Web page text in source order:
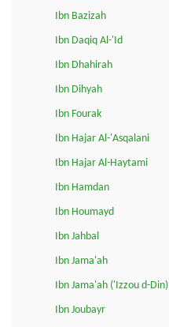
Ibn Bazizah
Ibn Daqiq Al-'Id
Ibn Dhahirah
Ibn Dihyah
Ibn Fourak
Ibn Hajar Al-'Asqalani
Ibn Hajar Al-Haytami
Ibn Hamdan
Ibn Houmayd
Ibn Jahbal
Ibn Jama'ah
Ibn Jama'ah ('Izzou d-Din)
Ibn Joubayr